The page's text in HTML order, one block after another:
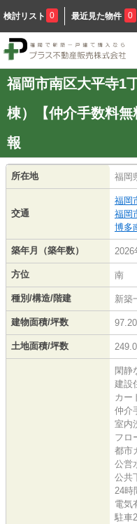
検討リスト 0 最近見た物件 0
福岡市南区大平寺1
棟）【仲介手数料
報
所在地 福岡
交通
福岡
福岡
博多
築年月（築年数） 2026
方位 南
種別/構造/階建 新築
建物面積/坪数
土地面積/坪数
閑静
建設
カー
仲介
室内
フロ
都市
公営
公共
24時
電気
駐車